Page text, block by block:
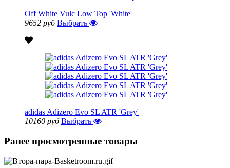
Off White Vulc Low Top 'White'
9652 руб Выбрать
adidas Adizero Evo SL ATR 'Grey'
10160 руб Выбрать
Ранее просмотренные товары